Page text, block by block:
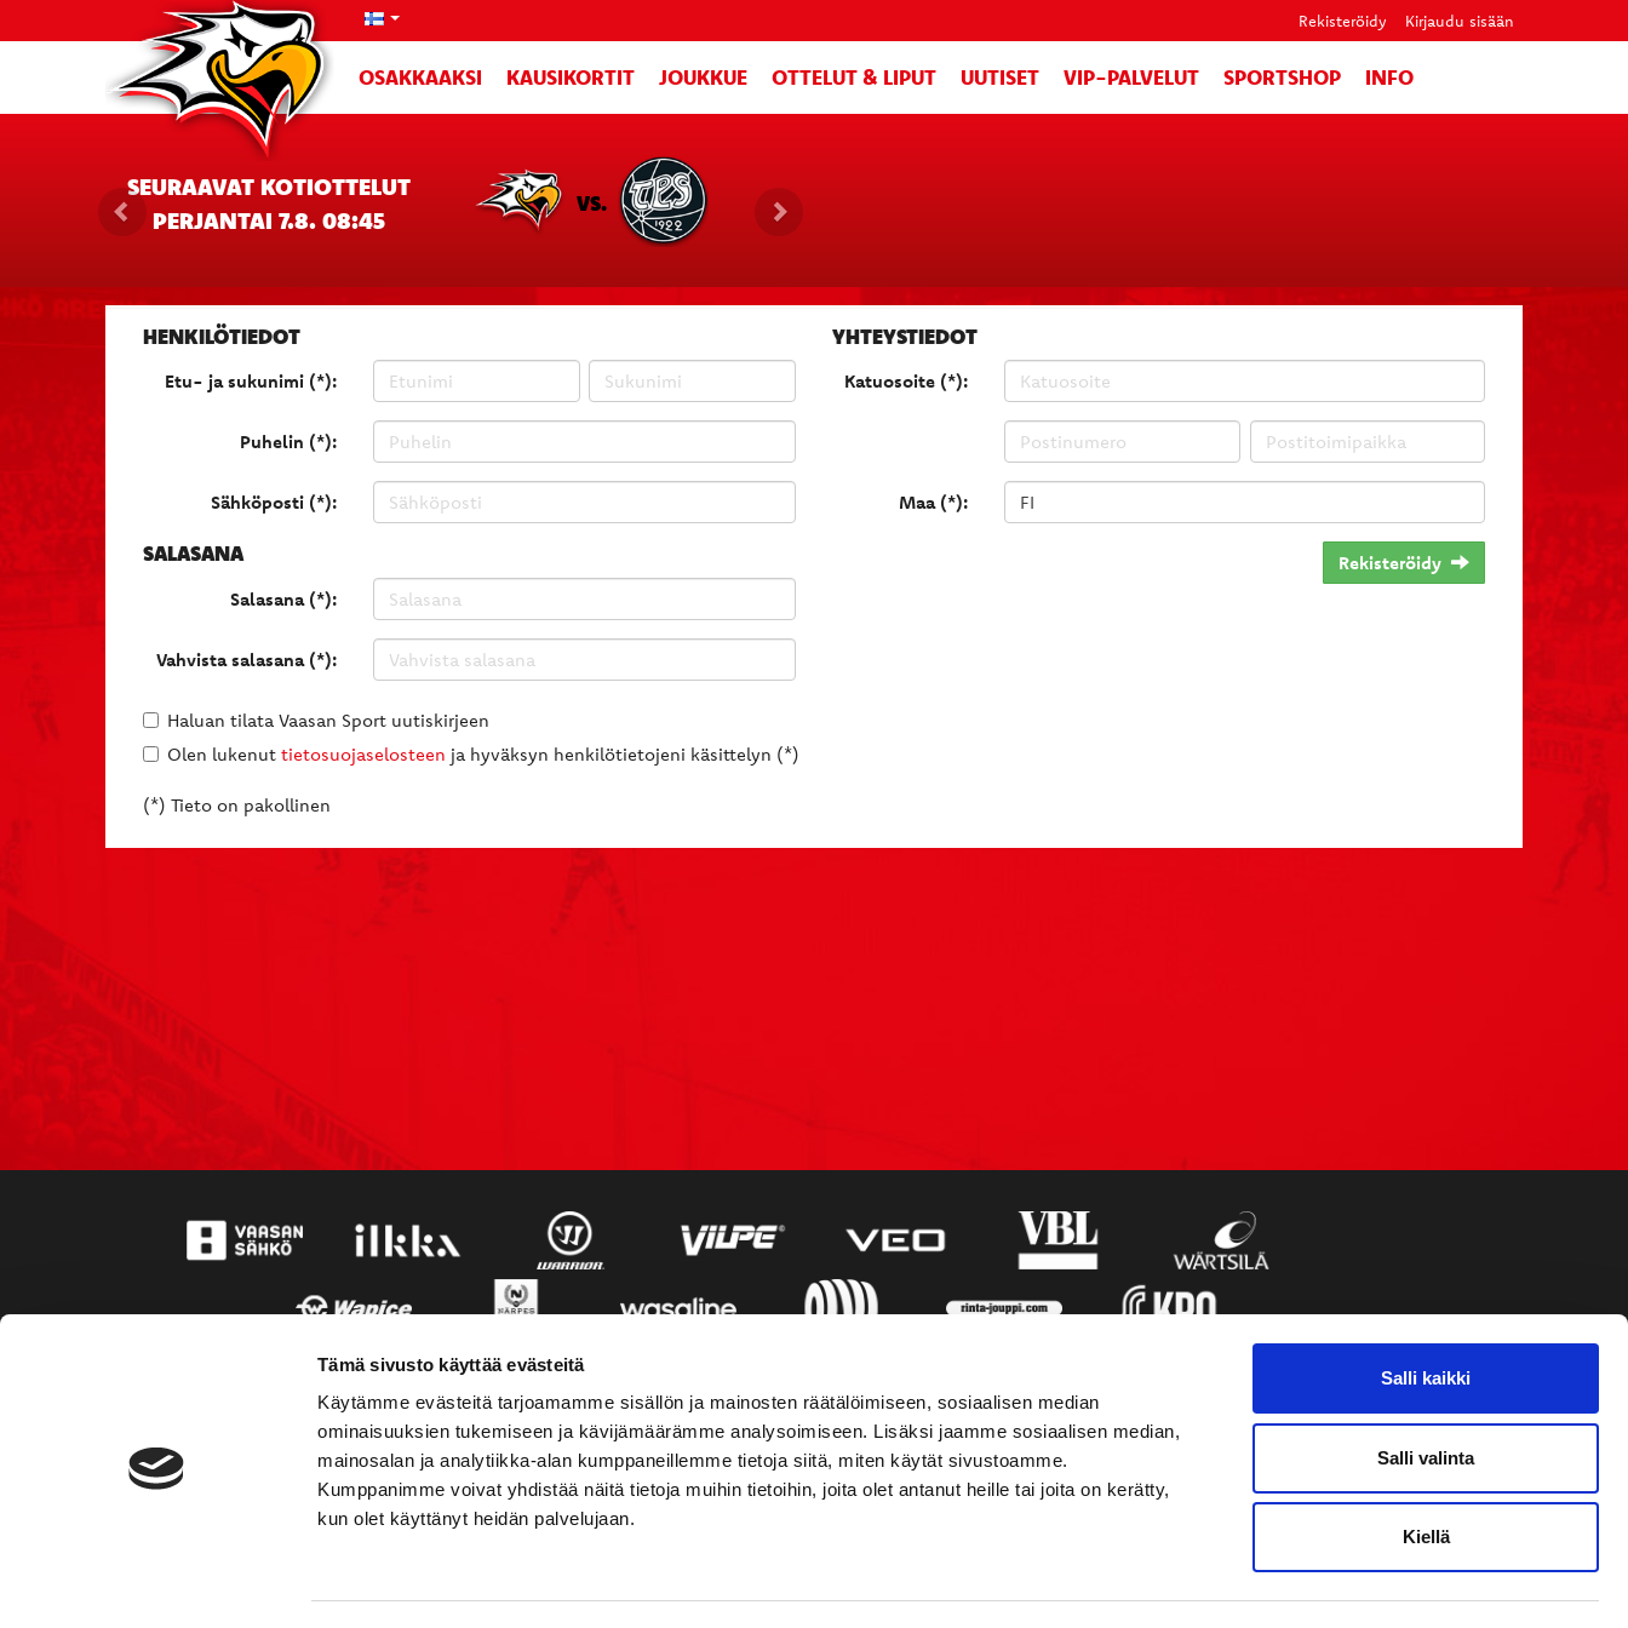
Tämä sivusto käyttää evästeitä
Käytämme evästeitä tarjoamamme sisällön ja mainosten räätälöimiseen, sosiaalisen median
ominaisuuksien tukemiseen ja kävijämäärämme analysoimiseen. Lisäksi jaamme sosiaalisen median,
mainosalan ja analytiikka-alan kumppaneillemme tietoja siitä, miten käytät sivustoamme.
Kumppanimme voivat yhdistää näitä tietoja muihin tietoihin, joita olet antanut heille tai joita on kerätty,
kun olet käyttänyt heidän palvelujaan.
Salli kaikki
Salli valinta
Kiellä
Rekisteröidy Kirjaudu sisään
OSAKKAAKSI KAUSIKORTIT JOUKKUE OTTELUT & LIPUT UUTISET VIP-PALVELUT SPORTSHOP INFO
SEURAAVAT KOTIOTTELUT
PERJANTAI 7.8. 08:45
VS.
HENKILÖTIEDOT
Etu- ja sukunimi (*):
Puhelin (*):
Sähköposti (*):
SALASANA
Salasana (*):
Vahvista salasana (*):
YHTEYSTIEDOT
Katuosoite (*):
Maa (*):
Rekisteröidy
Haluan tilata Vaasan Sport uutiskirjeen
Olen lukenut tietosuojaselosteen ja hyväksyn henkilötietojeni käsittelyn (*)
(*) Tieto on pakollinen
YHTEYSTIEDOT SOSIAALINEN MEDIA VAASAN SPORT UUTISKIRJE